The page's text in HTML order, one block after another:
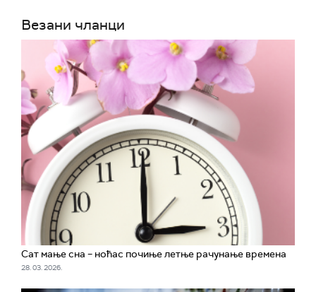
Везани чланци
Сат мање сна – ноћас почиње летње рачунање времена
28. 03. 2026.